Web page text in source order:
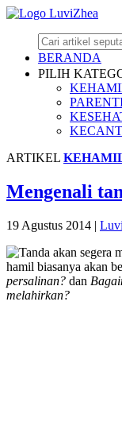
BERANDA
PILIH
ARTIKEL
Mengenali
19 Agustus 2014 |
hamil biasanya akan
persalinan? dan
melahirkan?